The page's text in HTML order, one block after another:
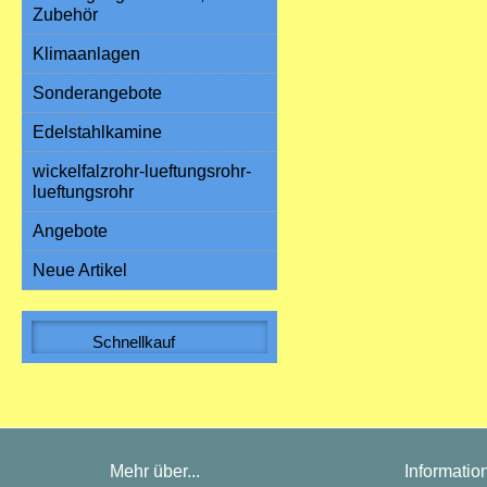
Zubehör
Klimaanlagen
Sonderangebote
Edelstahlkamine
wickelfalzrohr-lueftungsrohr-
lueftungsrohr
Angebote
Neue Artikel
Schnellkauf
Mehr über...